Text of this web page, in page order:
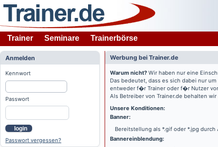
Trainer Seminare Trainerbörse
Anmelden
Kennwort
Passwort
login
Passwort vergessen?
Werbung bei Trainer.de
Warum nicht? Wir haben nur eine
Das bedeutet, dass es sich dabei nur
entweder f�r Trainer oder f�r Nutzer
Als Betreiber von Trainer.de behalten
Unsere Konditionen:
Banner:
Bereitstellung als *.gif oder *.jpg durch
Bannereinblendung: